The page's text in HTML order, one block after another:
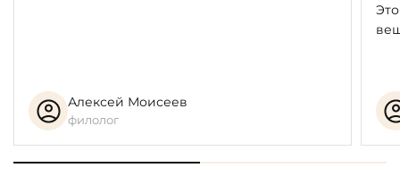
Алексей Моисеев
филолог